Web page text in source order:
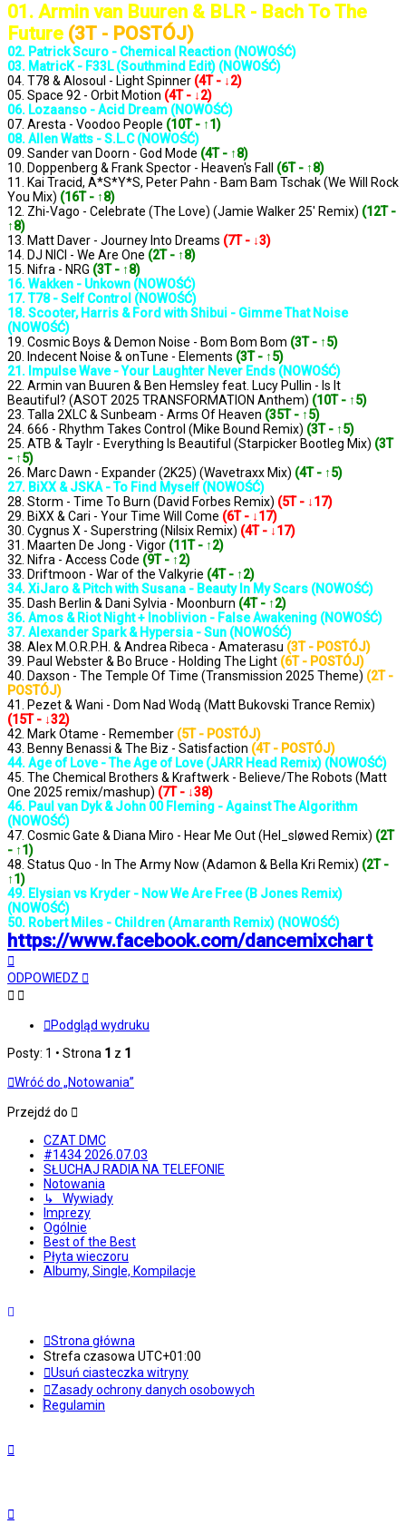
01. Armin van Buuren & BLR - Bach To The
Future (3T - POSTÓJ)
02. Patrick Scuro - Chemical Reaction (NOWOŚĆ)
03. MatricK - F33L (Southmind Edit) (NOWOŚĆ)
04. T78 & Alosoul - Light Spinner (4T - ↓2)
05. Space 92 - Orbit Motion (4T - ↓2)
06. Lozaanso - Acid Dream (NOWOŚĆ)
07. Aresta - Voodoo People (10T - ↑1)
08. Allen Watts - S.L.C (NOWOŚĆ)
09. Sander van Doorn - God Mode (4T - ↑8)
10. Doppenberg & Frank Spector - Heaven's Fall (6T - ↑8)
11. Kai Tracid, A*S*Y*S, Peter Pahn - Bam Bam Tschak (We Will Rock
You Mix) (16T - ↑8)
12. Zhi-Vago - Celebrate (The Love) (Jamie Walker 25' Remix) (12T -
↑8)
13. Matt Daver - Journey Into Dreams (7T - ↓3)
14. DJ NICI - We Are One (2T - ↑8)
15. Nifra - NRG (3T - ↑8)
16. Wakken - Unkown (NOWOŚĆ)
17. T78 - Self Control (NOWOŚĆ)
18. Scooter, Harris & Ford with Shibui - Gimme That Noise
(NOWOŚĆ)
19. Cosmic Boys & Demon Noise - Bom Bom Bom (3T - ↑5)
20. Indecent Noise & onTune - Elements (3T - ↑5)
21. Impulse Wave - Your Laughter Never Ends (NOWOŚĆ)
22. Armin van Buuren & Ben Hemsley feat. Lucy Pullin - Is It
Beautiful? (ASOT 2025 TRANSFORMATION Anthem) (10T - ↑5)
23. Talla 2XLC & Sunbeam - Arms Of Heaven (35T - ↑5)
24. 666 - Rhythm Takes Control (Mike Bound Remix) (3T - ↑5)
25. ATB & Taylr - Everything Is Beautiful (Starpicker Bootleg Mix) (3T
- ↑5)
26. Marc Dawn - Expander (2K25) (Wavetraxx Mix) (4T - ↑5)
27. BiXX & JSKA - To Find Myself (NOWOŚĆ)
28. Storm - Time To Burn (David Forbes Remix) (5T - ↓17)
29. BiXX & Cari - Your Time Will Come (6T - ↓17)
30. Cygnus X - Superstring (Nilsix Remix) (4T - ↓17)
31. Maarten De Jong - Vigor (11T - ↑2)
32. Nifra - Access Code (9T - ↑2)
33. Driftmoon - War of the Valkyrie (4T - ↑2)
34. XiJaro & Pitch with Susana - Beauty In My Scars (NOWOŚĆ)
35. Dash Berlin & Dani Sylvia - Moonburn (4T - ↑2)
36. Amos & Riot Night + Inoblivion - False Awakening (NOWOŚĆ)
37. Alexander Spark & Hypersia - Sun (NOWOŚĆ)
38. Alex M.O.R.P.H. & Andrea Ribeca - Amaterasu (3T - POSTÓJ)
39. Paul Webster & Bo Bruce - Holding The Light (6T - POSTÓJ)
40. Daxson - The Temple Of Time (Transmission 2025 Theme) (2T -
POSTÓJ)
41. Pezet & Wani - Dom Nad Wodą (Matt Bukovski Trance Remix)
(15T - ↓32)
42. Mark Otame - Remember (5T - POSTÓJ)
43. Benny Benassi & The Biz - Satisfaction (4T - POSTÓJ)
44. Age of Love - The Age of Love (JARR Head Remix) (NOWOŚĆ)
45. The Chemical Brothers & Kraftwerk - Believe/The Robots (Matt
One 2025 remix/mashup) (7T - ↓38)
46. Paul van Dyk & John 00 Fleming - Against The Algorithm
(NOWOŚĆ)
47. Cosmic Gate & Diana Miro - Hear Me Out (Hel_sløwed Remix) (2T
- ↑1)
48. Status Quo - In The Army Now (Adamon & Bella Kri Remix) (2T -
↑1)
49. Elysian vs Kryder - Now We Are Free (B Jones Remix)
(NOWOŚĆ)
50. Robert Miles - Children (Amaranth Remix) (NOWOŚĆ)
https://www.facebook.com/dancemixchart
górę
ODPOWIEDZ
Podgląd wydruku
Posty: 1 • Strona 1 z 1
Wróć do „Notowania”
Przejdź do
CZAT DMC
#1434 2026.07.03
SŁUCHAJ RADIA NA TELEFONIE
Notowania
↳ Wywiady
Imprezy
Ogólnie
Best of the Best
Płyta wieczoru
Albumy, Single, Kompilacje
Strona główna
Strefa czasowaUTC+01:00
Usuń ciasteczka witryny
Zasady ochrony danych osobowych
Regulamin